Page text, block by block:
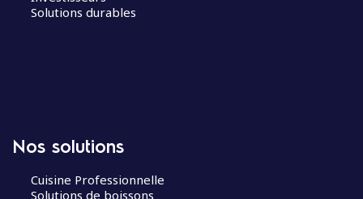
Solutions durables
Nos solutions
Cuisine Professionnelle
Solutions de boissons